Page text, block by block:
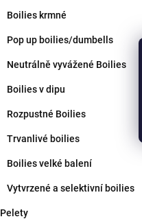
Boilies krmné
Pop up boilies/dumbells
Neutrálně vyvážené Boilies
Boilies v dipu
Rozpustné Boilies
Trvanlivé boilies
Boilies velké balení
Vytvrzené a selektivní boilies
Pelety